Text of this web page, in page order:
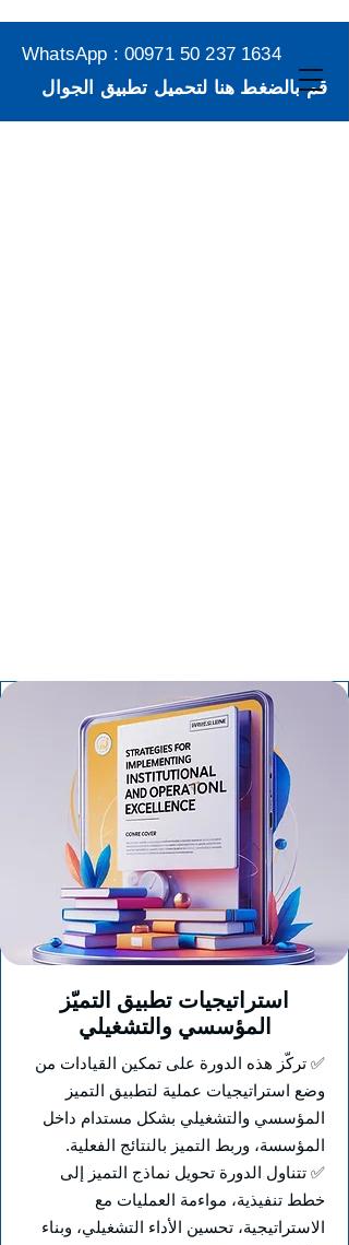
WhatsApp : 00971 50 237 1634
قم بالضغط هنا لتحميل تطبيق الجوال
استراتيجيات تطبيق التميّز
المؤسسي والتشغيلي
✅ تركّز هذه الدورة على تمكين القيادات من
وضع استراتيجيات عملية لتطبيق التميز
المؤسسي والتشغيلي بشكل مستدام داخل
المؤسسة، وربط التميز بالنتائج الفعلية.
✅ تتناول الدورة تحويل نماذج التميز إلى
خطط تنفيذية، مواءمة العمليات مع
الاستراتيجية، تحسين الأداء التشغيلي، وبناء